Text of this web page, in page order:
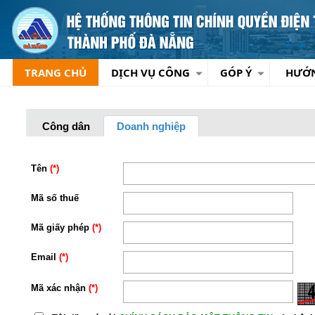
TRANG CHỦ DỊCH VỤ CÔNG GÓP Ý
Công dân Doanh nghiệp
Tên (*)
Mã số thuế
Mã giấy phép (*)
Email (*)
Mã xác nhận (*)